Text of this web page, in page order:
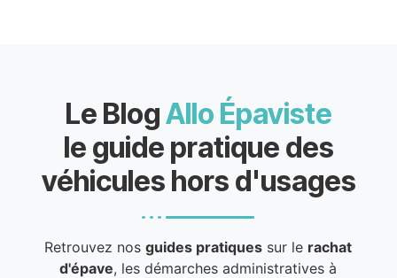
Le BlogAllo Épaviste
le guide pratique des
véhicules hors d'usages
Retrouvez nosguides pratiques sur le rachat
d'épave, les démarches administratives à